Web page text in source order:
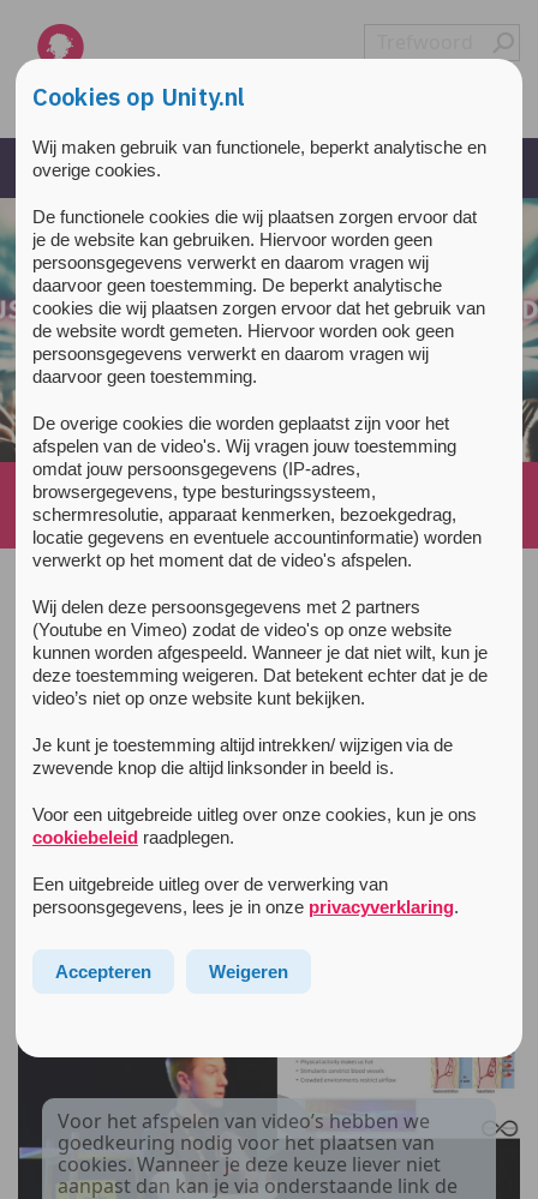
Home »Nieuws»
Unity presents Guy Jones ADE 2017: The agony and...
Alle nieuwsberichten
21 oktober 2017
Unity presents Guy Jones ADE 2017:
The agony and the ecstasy of MDMA
MDMA has never been so plentiful and more and more
people are using it.
How dangerous is MDMA use really? And what can you
do to prevent those risks.
In this Unity college’s Guy Jones (The Loop / Kosmicaid
to reduce them.
Voor het afspelen van video’s hebben we
goedkeuring nodig voor het plaatsen van
cookies. Wanneer je deze keuze liever niet
aanpast dan kan je via onderstaande link de
Cookies op Unity.nl
Wij maken gebruik van functionele, beperkt analytische en
overige cookies.
De functionele cookies die wij plaatsen zorgen ervoor dat
je de website kan gebruiken. Hiervoor worden geen
persoonsgegevens verwerkt en daarom vragen wij
daarvoor geen toestemming. De beperkt analytische
cookies die wij plaatsen zorgen ervoor dat het gebruik van
de website wordt gemeten. Hiervoor worden ook geen
persoonsgegevens verwerkt en daarom vragen wij
daarvoor geen toestemming.
De overige cookies die worden geplaatst zijn voor het
afspelen van de video's. Wij vragen jouw toestemming
omdat jouw persoonsgegevens (IP-adres,
browsergegevens, type besturingssysteem,
schermresolutie, apparaat kenmerken, bezoekgedrag,
locatie gegevens en eventuele accountinformatie) worden
verwerkt op het moment dat de video's afspelen.
Wij delen deze persoonsgegevens met 2 partners
(Youtube en Vimeo) zodat de video's op onze website
kunnen worden afgespeeld. Wanneer je dat niet wilt, kun je
deze toestemming weigeren. Dat betekent echter dat je de
video’s niet op onze website kunt bekijken.
Je kunt je toestemming altijd intrekken/ wijzigen via de
zwevende knop die altijd linksonder in beeld is.
Voor een uitgebreide uitleg over onze cookies, kun je ons
cookiebeleidraadplegen.
Een uitgebreide uitleg over de verwerking van
persoonsgegevens, lees je in onze privacyverklaring.
Accepteren Weigeren